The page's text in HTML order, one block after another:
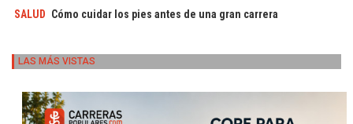
SALUD Cómo cuidar los pies antes de una gran carrera
LAS MÁS VISTAS